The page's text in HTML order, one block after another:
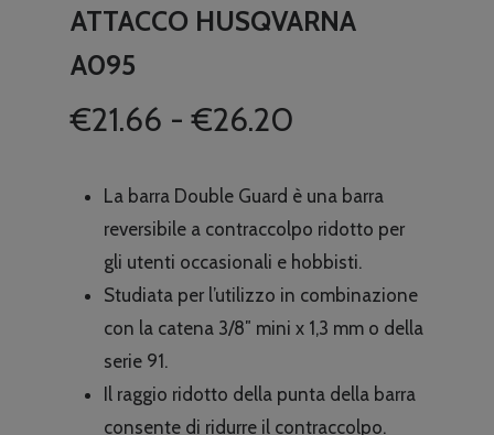
ATTACCO HUSQVARNA
A095
€21.66 - €26.20
prezzo:
da
€21.66
a
€26.20
La barra Double Guard è una barra
reversibile a contraccolpo ridotto per
gli utenti occasionali e hobbisti.
Studiata per l’utilizzo in combinazione
con la catena 3/8″ mini x 1,3 mm o della
serie 91.
Il raggio ridotto della punta della barra
consente di ridurre il contraccolpo.